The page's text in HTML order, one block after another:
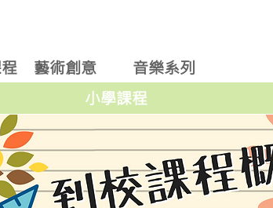
藝術創意
音樂系列
小學課程